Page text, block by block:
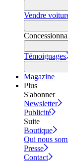
Vendre
Témoignages
Magazine
Plus
S'abonner
Newsletter
Publicité
Suite
Boutique
Qui nous
Presse
Contact